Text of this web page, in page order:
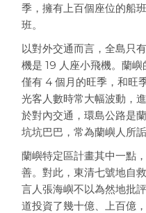
季，擁有上百個座位的船
班。
以對外交通而言，全島只
機是 19 人座小飛機。蘭
僅有 4 個月的旺季，和旺
光客人數時常大幅波動，
於對內交通，環島公路是
坑坑巴巴，常為蘭嶼人所詬
蘭嶼特定區計畫其中一點
善。對此，東清七號地自
言人張海嶼不以為然地批
道投資了幾十億、上百億